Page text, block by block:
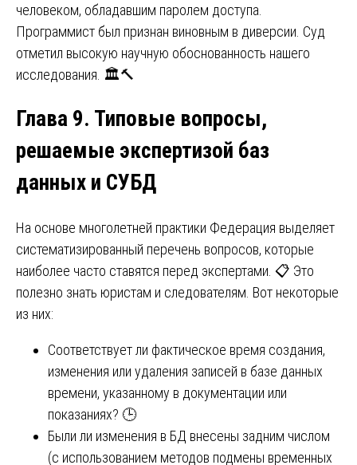
человеком, обладавшим паролем доступа.
Программист был признан виновным в диверсии. Суд
отметил высокую научную обоснованность нашего
исследования. 🏛️🔨
Глава 9. Типовые вопросы,
решаемые экспертизой баз
данных и СУБД
На основе многолетней практики Федерация выделяет
систематизированный перечень вопросов, которые
наиболее часто ставятся перед экспертами. 📋 Это
полезно знать юристам и следователям. Вот некоторые
из них:
Соответствует ли фактическое время создания,
изменения или удаления записей в базе данных
времени, указанному в документации или
показаниях? 🕒
Были ли изменения в БД внесены задним числом
(с использованием методов подмены временных